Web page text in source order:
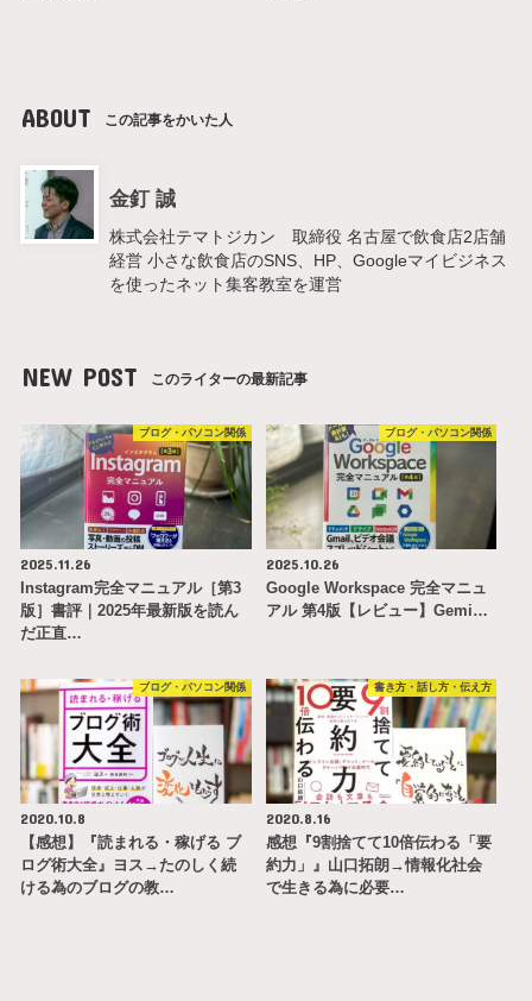
ABOUT この記事をかいた人
金釘 誠
株式会社テマトジカン 取締役 名古屋で飲食店2店舗
経営 小さな飲食店のSNS、HP、Googleマイビジネス
を使ったネット集客教室を運営
NEW POST このライターの最新記事
ブログ・パソコン関係
2025.11.26
Instagram完全マニュアル［第3
版］書評｜2025年最新版を読ん
だ正直…
ブログ・パソコン関係
2025.10.26
Google Workspace 完全マニュ
アル 第4版【レビュー】Gemi…
ブログ・パソコン関係
2020.10.8
【感想】『読まれる・稼げる ブ
ログ術大全』ヨス→たのしく続
ける為のブログの教…
書き方・話し方・伝え方
2020.8.16
感想『9割捨てて10倍伝わる「要
約力」』山口拓朗→情報化社会
で生きる為に必要…